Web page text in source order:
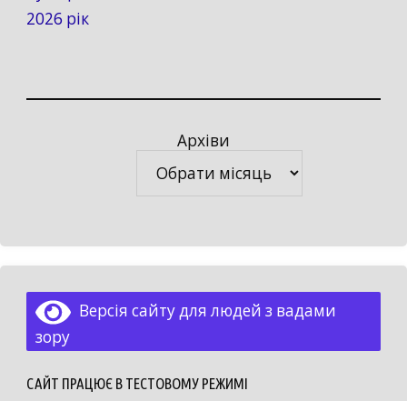
2026 рік
Архіви
Версія сайту для людей з вадами
зору
САЙТ ПРАЦЮЄ В ТЕСТОВОМУ РЕЖИМІ